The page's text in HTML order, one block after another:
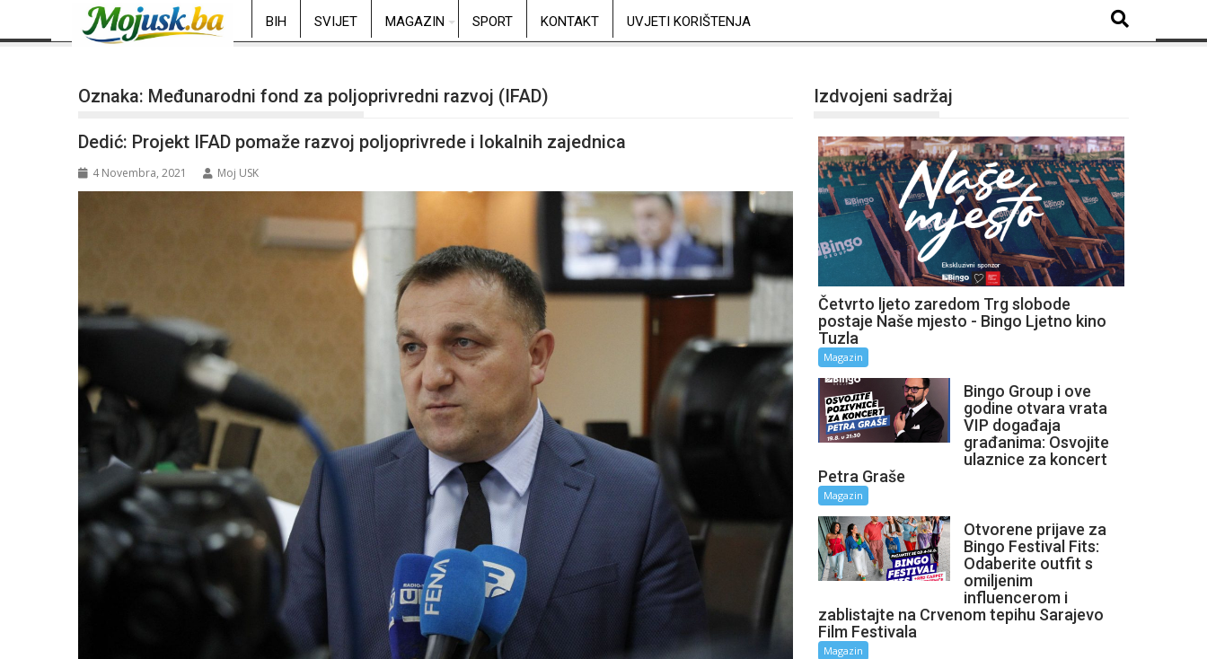
BIH SVIJET MAGAZIN SPORT KONTAKT UVJETI KORIŠTENJA
Oznaka: Međunarodni fond za poljoprivredni razvoj (IFAD)
Dedić: Projekt IFAD pomaže razvoj poljoprivrede i lokalnih zajednica
4 Novembra, 2021 Moj USK
Izdvojeni sadržaj
Četvrto ljeto zaredom Trg slobode
postaje Naše mjesto - Bingo Ljetno kino
Tuzla
Magazin
Bingo Group i ove
godine otvara vrata
VIP događaja
građanima: Osvojite
ulaznice za koncert
Petra Graše
Magazin
Otvorene prijave za
Bingo Festival Fits:
Odaberite outfit s
omiljenim
influencerom i
zablistajte na Crvenom tepihu Sarajevo
Film Festivala
Magazin